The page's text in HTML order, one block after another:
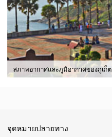
สภาพอากาศและภูมิอากาศของภูเก็ต
จุดหมายปลายทาง